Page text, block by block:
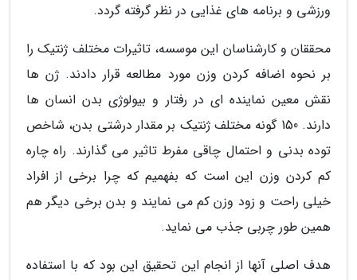
ورزشی و برنامه های غذایی در نظر گرفته گردد.
محققان و کارشناسان این موسسه، تاثیرات مختلف ژنتیک را
بر نحوه اضافه کردن وزن مورد مطالعه قرار دادند. ژن ها
نقش معین نماینده ای در رفتار و بیولوژی بدن انسان ها
دارند. 150 گونه مختلف ژنتیک بر مقدار درشتی بدن، شاخص
توده بدنی و احتمال چاقی مفرط تاثیر می گذارند. راه چاره
کم کردن وزن این است که بفهمیم که چرا برخی از افراد
خیلی راحت و زود وزن کم می نمایند و بدن برخی دیگر هم
همین طور چربی جذب می نماید.
هدف اصلی آنها از انجام این تحقیق این بود که با استفاده